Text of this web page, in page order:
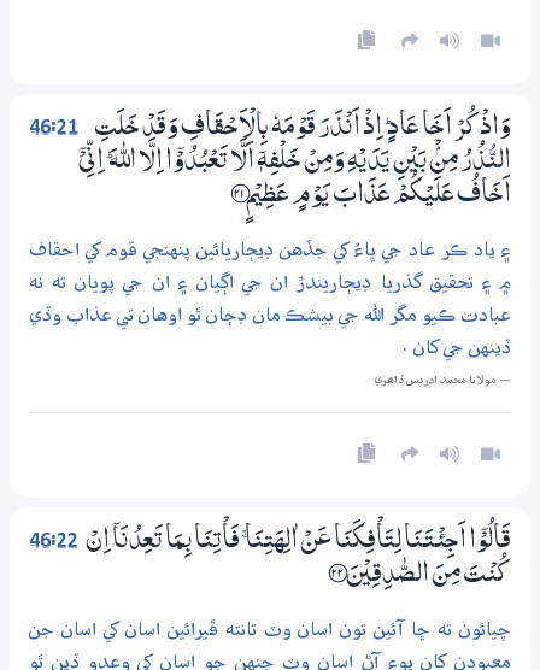
46:21
وَاذْكُرْ اَخَا عَادٍ ۭ اِذْ اَنْذَرَ قَوْمَهٗ بِالْاَحْقَافِ وَقَدْ خَلَتِ
النُّذُرُ مِنْۢ بَيْنِ يَدَيْهِ وَمِنْ خَلْفِهٖٓ اَلَّا تَعْبُدُوْٓا اِلَّا اللّٰهَ ۭ اِنِّىْٓ
اَخَافُ عَلَيْكُمْ عَذَابَ يَوْمٍ عَظِيْمٍ ؀21
۽ ياد ڪر عاد جي ڀاءُ کي جڏهن ڊيڄاريائين پنهنجي قوم کي احقاف
۾ ۽ تحقيق گذريا ڊيڄاريندڙ ان جي اڳيان ۽ ان جي پويان ته نه
عبادت ڪيو مگر الله جي بيشڪ مان ڊڄان ٿو اوهان تي عذاب وڏي
ڏينهن جي کان .
— مولانا محمد ادريس ڏاھري
46:22 قَالُوْٓا اَجِئْتَـنَا لِتَاْفِكَنَا عَنْ اٰلِهَتِنَا ۚ فَاْتِنَا بِـمَا تَعِدُنَآ اِنْ
كُنْتَ مِنَ الصّٰدِقِيْنَ ؀22
چيائون ته ڇا آئين تون اسان وٽ تانته ڦيرائين اسان کي اسان جن
معبودن کان پوءِ آڻ اسان وٽ جنهن جو اسان کي وعدو ڏين ٿو